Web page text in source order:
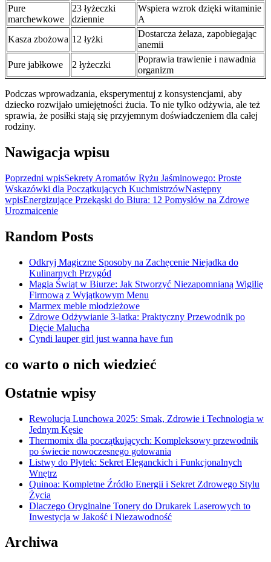
Pure
marchewkowe
23 łyżeczki
dziennie
Wspiera wzrok dzięki witaminie
A
Kasza zbożowa 12 łyżki
Dostarcza żelaza, zapobiegając
anemii
Pure jabłkowe
2 łyżeczki
Poprawia trawienie i nawadnia
organizm
Podczas wprowadzania, eksperymentuj z konsystencjami, aby
dziecko rozwijało umiejętności żucia. To nie tylko odżywia, ale też
sprawia, że posiłki stają się przyjemnym doświadczeniem dla całej
rodziny.
Nawigacja wpisu
Poprzedni wpisSekrety Aromatów Ryżu Jaśminowego: Proste
Wskazówki dla Początkujących KuchmistrzówNastępny
wpisEnergizujące Przekąski do Biura: 12 Pomysłów na Zdrowe
Urozmaicenie
Random Posts
Odkryj Magiczne Sposoby na Zachęcenie Niejadka do
Kulinarnych Przygód
Magia Świąt w Biurze: Jak Stworzyć Niezapomnianą Wigilię
Firmową z Wyjątkowym Menu
Marmex meble młodzieżowe
Zdrowe Odżywianie 3-latka: Praktyczny Przewodnik po
Dięcie Malucha
Cyndi lauper girl just wanna have fun
co warto o nich wiedzieć
Ostatnie wpisy
Rewolucja Lunchowa 2025: Smak, Zdrowie i Technologia w
Jednym Kęsie
Thermomix dla początkujących: Kompleksowy przewodnik
po świecie nowoczesnego gotowania
Listwy do Płytek: Sekret Eleganckich i Funkcjonalnych
Wnętrz
Quinoa: Kompletne Źródło Energii i Sekret Zdrowego Stylu
Życia
Dlaczego Oryginalne Tonery do Drukarek Laserowych to
Inwestycja w Jakość i Niezawodność
Archiwa